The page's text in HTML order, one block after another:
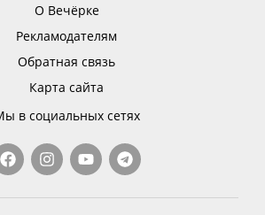
О Вечёрке
Рекламодателям
Обратная связь
Карта сайта
в социальных сетях